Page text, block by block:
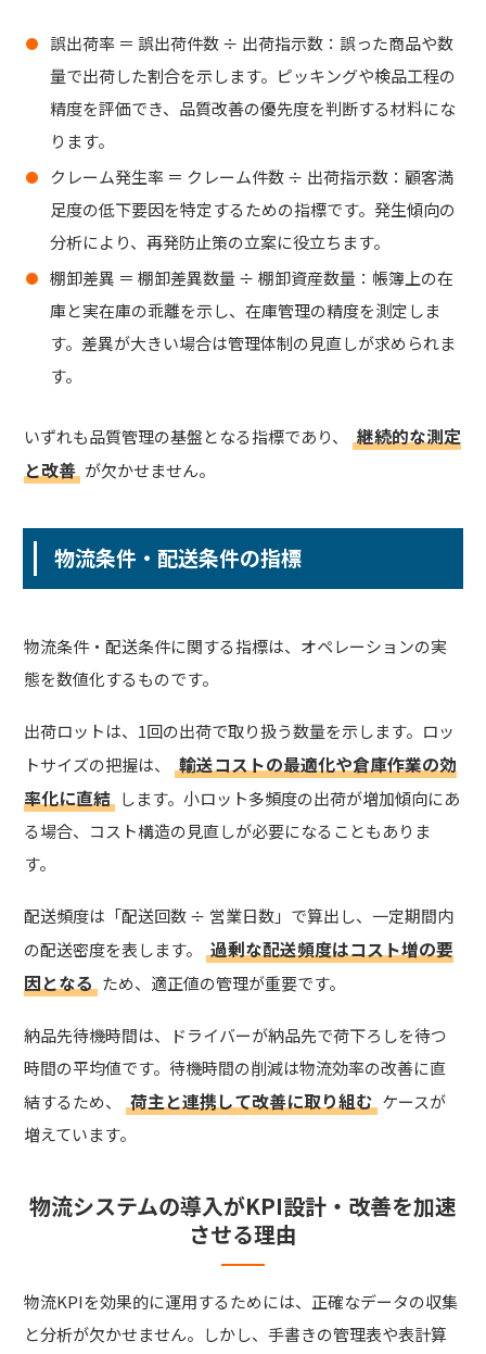
誤出荷率 ＝ 誤出荷件数 ÷ 出荷指示数：誤った商品や数
量で出荷した割合を示します。ピッキングや検品工程の
精度を評価でき、 品質改善の優先度を判断する材料にな
ります。
クレーム発生率 ＝ クレーム件数 ÷ 出荷指示数：顧客満
足度の低下要因を特定するための指標です。発生傾向の
分析により、再発防止策の立案に役立ちます。
棚卸差異 ＝ 棚卸差異数量 ÷ 棚卸資産数量：帳簿上の在
庫と実在庫の乖離を示し、在庫管理の精度を測定しま
す。差異が大きい場合は管理体制の見直しが求められま
す。
いずれも品質管理の基盤となる指標であり、
継続的な測定
と改善 が欠かせません。
物流条件・配送条件の指標
物流条件・配送条件に関する指標は、オペレーションの実
態を数値化するものです。
出荷ロットは、1回の出荷で取り扱う数量を示します。ロッ
トサイズの把握は、
輸送コストの最適化や倉庫作業の効
率化に直結 します。小ロット多頻度の出荷が増加傾向にあ
る場合、コスト構造の見直しが必要になることもありま
す。
配送頻度は「配送回数 ÷ 営業日数」で算出し、一定期間内
の配送密度を表します。
過剰な配送頻度はコスト増の要
因となる ため、適正値の管理が重要です。
納品先待機時間は、ドライバーが納品先で荷下ろしを待つ
時間の平均値です。待機時間の削減は物流効率の改善に直
結するため、
荷主と連携して改善に取り組む ケースが
増えています。
物流システムの導入がKPI設計・改善を加速
させる理由
物流KPIを効果的に運用するためには、正確なデータの収集
と分析が欠かせません。しかし、手書きの管理表や表計算